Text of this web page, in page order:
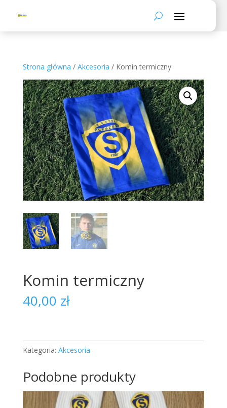
Strona główna / Akcesoria / Komin termiczny
Komin termiczny
40,00 zł
Kategoria: Akcesoria
Podobne produkty